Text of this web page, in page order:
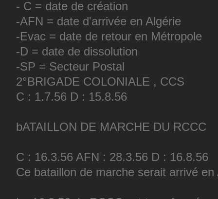
- C = date de création
-AFN = date d'arrivée en Algérie
-Evac = date de retour en Métropole
-D = date de dissolution
-SP = Secteur Postal
2°BRIGADE COLONIALE , CCS
C : 1.7.56 D : 15.8.56
bATAILLON DE MARCHE DU RCCC
C : 16.3.56 AFN : 28.3.56 D : 16.8.56
Ce bataillon de marche serait arrivé